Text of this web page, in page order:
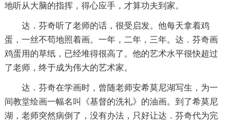
地听从大脑的指挥，得心应手，才算功夫到家。
达．芬奇听了老师的话，很受启发。他每天拿着鸡
蛋，一丝不苟地照着画。一年，二年，三年。达．芬奇画
鸡蛋用的草纸，已经堆得很高了。他的艺术水平很快超过
了老师，终于成为伟大的艺术家。
达．芬奇在学画时，曾随老师安希莫尼湖写生，为一
间教堂绘画一幅名叫《基督的洗礼》的油画。到了希莫尼
湖，老师突然病倒了，没有办法，只好让达．芬奇代为完